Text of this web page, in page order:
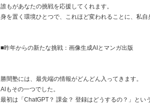
誰もがあなたの挑戦を応援してくれます。
身を置く環境ひとつで、これほど変われることに、私自
■昨年からの新たな挑戦：画像生成AIとマンガ出版
勝間塾には、最先端の情報がどんどん入ってきます。
AIもその一つでした。
最初は「ChatGPT？ 課金？ 登録はどうするの？」とい